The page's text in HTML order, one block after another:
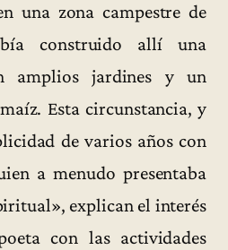
una zona campestre de
construido allí una
amplios jardines y un
Esta circunstancia, y
de varios años con
a menudo presentaba
explican el interés
con las actividades